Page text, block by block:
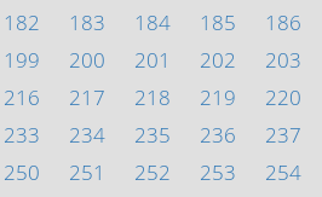
182 183 184 185 186
199 200 201 202 203
216 217 218 219 220
233 234 235 236 237
250 251 252 253 254